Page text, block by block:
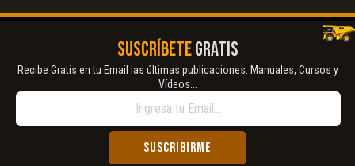
SUSCRÍBETEGRATIS
Recibe Gratis en tu Email las últimas publicaciones. Manuales, Cursos y
Vídeos...